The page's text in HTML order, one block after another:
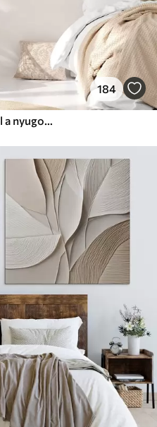
184
Tájkép festmény egy vitorlással a nyugodt tengeren, narancssárga és sárga égbolt, távoli hegyek